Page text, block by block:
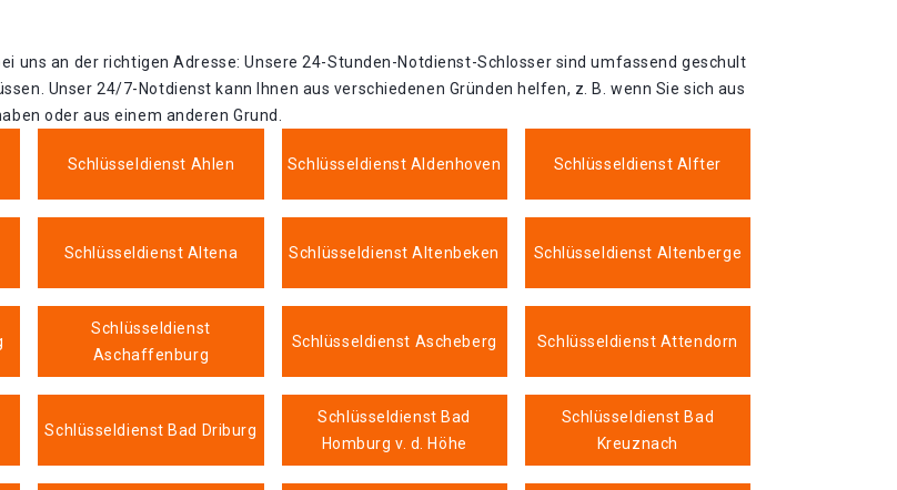
uns an der richtigen Adresse: Unsere 24-Stunden-Notdienst-Schlosser sind umfassend geschult
Unser 24/7-Notdienst kann Ihnen aus verschiedenen Gründen helfen, z. B. wenn Sie sich aus
oder aus einem anderen Grund.
Schlüsseldienst Ahlen Schlüsseldienst Aldenhoven Schlüsseldienst Alfter
Schlüsseldienst Altena Schlüsseldienst Altenbeken Schlüsseldienst Altenberge
Schlüsseldienst
Aschaffenburg
Schlüsseldienst Ascheberg Schlüsseldienst Attendorn
Schlüsseldienst Bad Driburg
Schlüsseldienst Bad
Homburg v. d. Höhe
Schlüsseldienst Bad
Kreuznach